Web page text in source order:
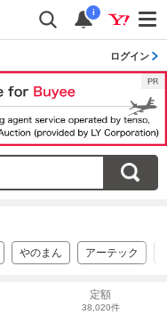
i
ログイン
やのまん アーテック
定額
38,020件